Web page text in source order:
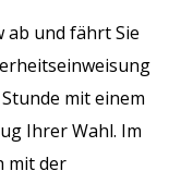
ab und fährt Sie
mit einem
Ihrer Wahl. Im
mit der